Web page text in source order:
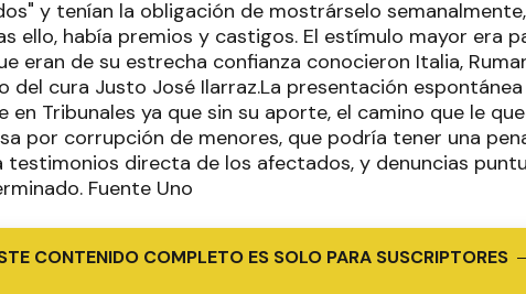
y tenían la obligación de mostrárselo
ello, había premios y castigos. El estímulo mayor era
eran de su estrecha confianza conocieron Italia,
del cura Justo José Ilarraz.La presentación
en Tribunales ya que sin su aporte, el camino que le
por corrupción de menores, que podría tener una
testimonios directa de los afectados, y denuncias
Fuente Uno
CONTENIDO COMPLETO ES SOLO PARA SUSCRIPTORES